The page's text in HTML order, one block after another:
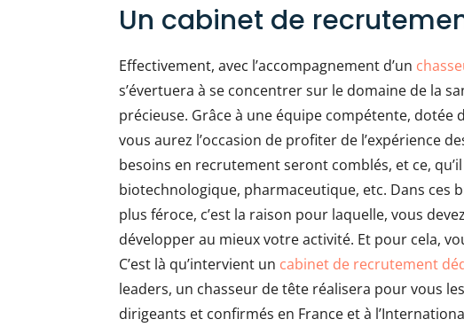
Un cabinet de
Effectivement, avec l’accompagnement d’un
s’évertuera à se concentrer sur le domaine de la
précieuse. Grâce à une équipe compétente, dotée
vous aurez l’occasion de profiter de l’expérience
besoins en recrutement seront comblés, et ce,
biotechnologique, pharmaceutique, etc. Dans ces
plus féroce, c’est la raison pour laquelle, vous
développer au mieux votre activité. Et pour cela,
C’est là qu’intervient un cabinet de recrutement
leaders, un chasseur de tête réalisera pour vous
dirigeants et confirmés en France et à